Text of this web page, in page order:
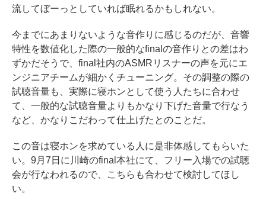
流してぼーっとしていれば眠れるかもしれない。
今までにあまりないような音作りに感じるのだが、音響
特性を数値化した際の一般的なfinalの音作りとの差はわ
ずかだそうで、final社内のASMRリスナーの声を元にエ
ンジニアチームが細かくチューニング。その調整の際の
試聴音量も、実際に寝ホンとして使う人たちに合わせ
て、一般的な試聴音量よりもかなり下げた音量で行なう
など、かなりこだわって仕上げたとのことだ。
この音は寝ホンを求めている人に是非体感してもらいた
い。9月7日に川崎のfinal本社にて、フリー入場での試聴
会が行なわれるので、こちらも合わせて検討してほし
い。